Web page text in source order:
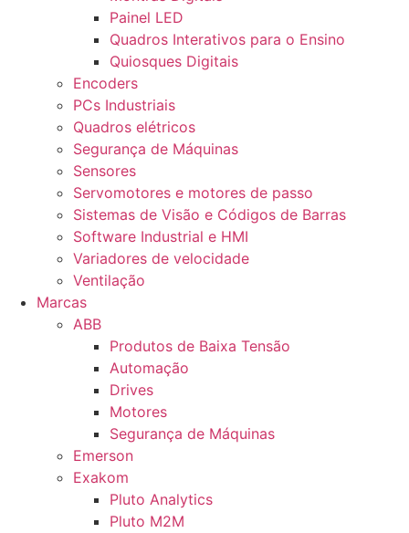
Painel LED
Quadros Interativos para o Ensino
Quiosques Digitais
Encoders
PCs Industriais
Quadros elétricos
Segurança de Máquinas
Sensores
Servomotores e motores de passo
Sistemas de Visão e Códigos de Barras
Software Industrial e HMI
Variadores de velocidade
Ventilação
Marcas
ABB
Produtos de Baixa Tensão
Automação
Drives
Motores
Segurança de Máquinas
Emerson
Exakom
Pluto Analytics
Pluto M2M